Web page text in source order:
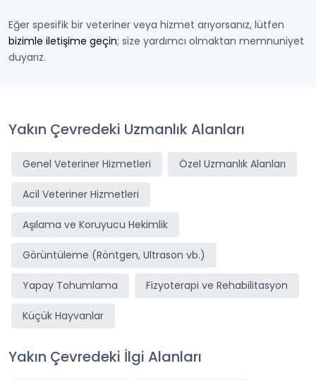
Eğer spesifik bir veteriner veya hizmet arıyorsanız, lütfen
bizimle iletişime geçin; size yardımcı olmaktan memnuniyet
duyarız.
Yakın Çevredeki Uzmanlık Alanları
Genel Veteriner Hizmetleri Özel Uzmanlık Alanları
Acil Veteriner Hizmetleri
Aşılama ve Koruyucu Hekimlik
Görüntüleme (Röntgen, Ultrason vb.)
Yapay Tohumlama Fizyoterapi ve Rehabilitasyon
Küçük Hayvanlar
Yakın Çevredeki İlgi Alanları